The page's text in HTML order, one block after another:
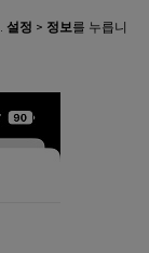
설정 > 정보를 누릅니